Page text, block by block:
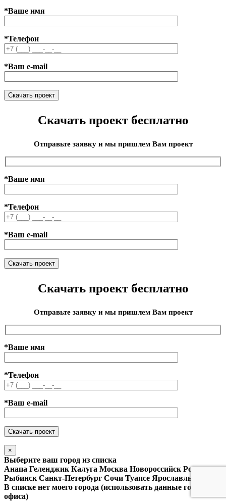
*Ваше имя
*Телефон
*Ваш e-mail
Скачать проект бесплатно
Отправьте заявку и мы пришлем Вам проект
*Ваше имя
*Телефон
*Ваш e-mail
Скачать проект бесплатно
Отправьте заявку и мы пришлем Вам проект
*Ваше имя
*Телефон
*Ваш e-mail
×
Выберите ваш город из списка
Анапа Геленджик Калуга Москва Новороссийск Ростов
Рыбинск Санкт-Петербург Сочи Туапсе Ярославль
В списке нет моего города (использовать данные головного
офиса)